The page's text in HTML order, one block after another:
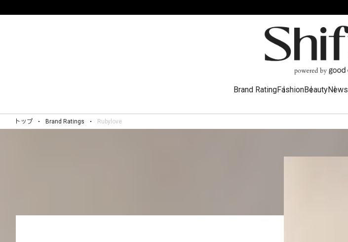
Brand RatingFashionBeautyNews
トップ Brand Ratings Rubylove